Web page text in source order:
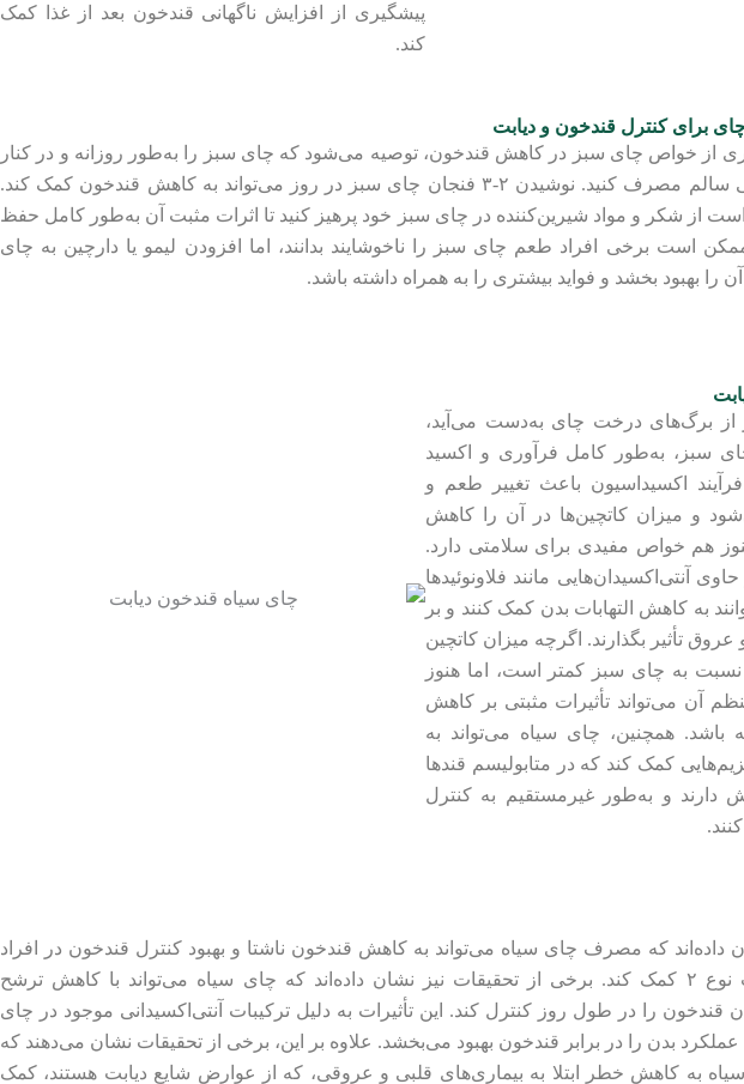
پیشگیری از افزایش ناگهانی قندخون بعد از غذا کمک
کند.
برای کنترل قندخون و دیابت
از خواص چای سبز در کاهش قندخون، توصیه می‌شود که چای سبز را به‌طور روزانه و در کنار
یک رژیم غذایی سالم مصرف کنید. نوشیدن ۲-۳ فنجان چای سبز در روز می‌تواند به کاهش قندخون کمک کند.
است از شکر و مواد شیرین‌کننده در چای سبز خود پرهیز کنید تا اثرات مثبت آن به‌طور کامل حفظ
است برخی افراد طعم چای سبز را ناخوشایند بدانند، اما افزودن لیمو یا دارچین به چای
را بهبود بخشد و فواید بیشتری را به همراه داشته باشد.
از برگ‌های درخت چای به‌دست می‌آید،
سبز، به‌طور کامل فرآوری و اکسید
اکسیداسیون باعث تغییر طعم و
و میزان کاتچین‌ها در آن را کاهش
هم خواص مفیدی برای سلامتی دارد.
آنتی‌اکسیدان‌هایی مانند فلاونوئیدها
به کاهش التهابات بدن کمک کنند و بر
تأثیر بگذارند. اگرچه میزان کاتچین
به چای سبز کمتر است، اما هنوز
آن می‌تواند تأثیرات مثبتی بر کاهش
باشد. همچنین، چای سیاه می‌تواند به
کمک کند که در متابولیسم قندها
دارند و به‌طور غیرمستقیم به کنترل
داده‌اند که مصرف چای سیاه می‌تواند به کاهش قندخون ناشتا و بهبود کنترل قندخون در افراد
مبتلا به دیابت نوع ۲ کمک کند. برخی از تحقیقات نیز نشان داده‌اند که چای سیاه می‌تواند با کاهش ترشح
قندخون را در طول روز کنترل کند. این تأثیرات به دلیل ترکیبات آنتی‌اکسیدانی موجود در چای
بدن را در برابر قندخون بهبود می‌بخشد. علاوه بر این، برخی از تحقیقات نشان می‌دهند که
به کاهش خطر ابتلا به بیماری‌های قلبی و عروقی، که از عوارض شایع دیابت هستند، کمک